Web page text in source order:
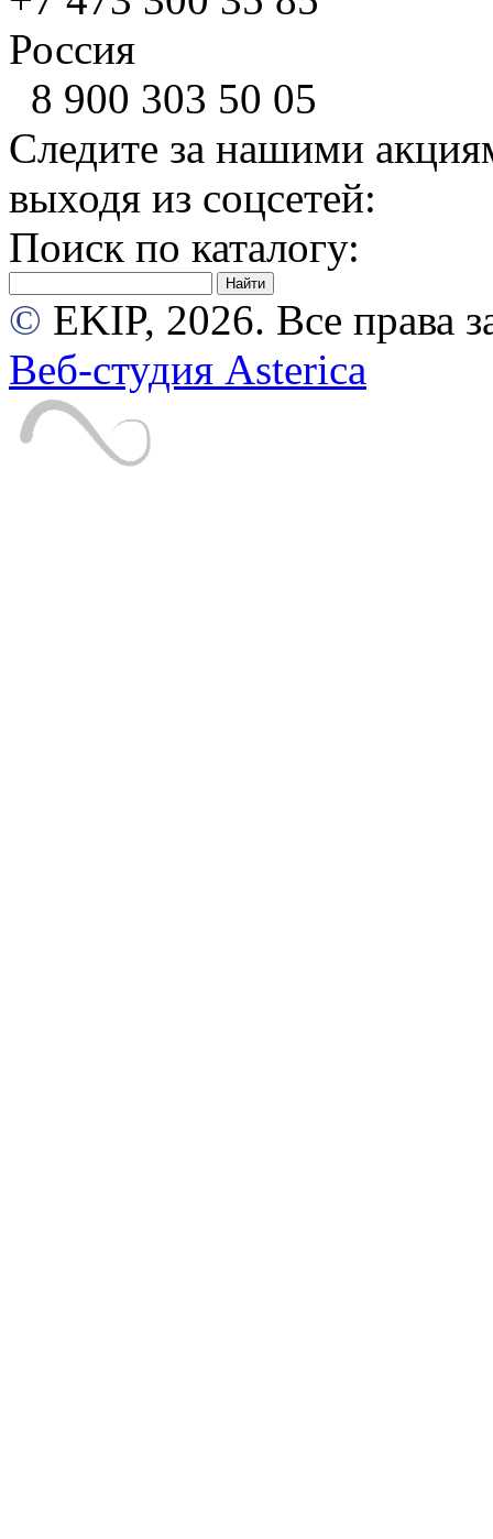
Россия
8 900 303 50 05
Следите за нашими
выходя из соцсетей:
Поиск по каталогу:
© EKIP, 2026. Все права
Веб-студия Asterica